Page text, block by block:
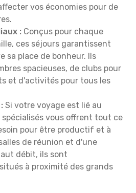
vos économies pour de
: Conçus pour chaque
ces séjours garantissent
sa place de bonheur. Ils
spacieuses, de clubs pour
et d'activités pour tous les
Si votre voyage est lié au
vous offrent tout ce
pour être productif et à
de réunion et d'une
débit, ils sont
à proximité des grands